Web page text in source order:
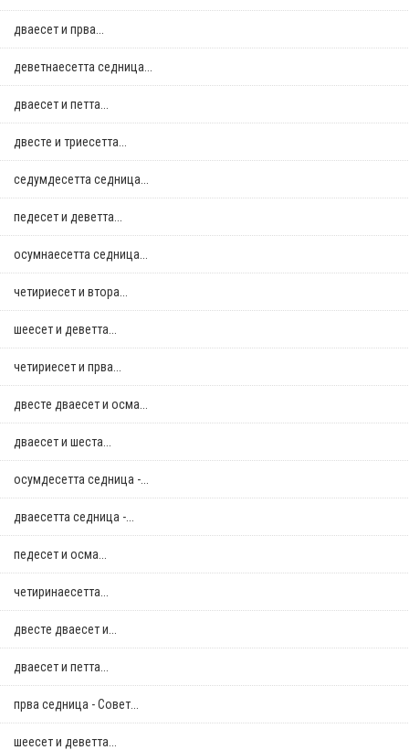
дваесет и прва...
деветнаесетта седница...
дваесет и петта...
двестe и триесетта...
седумдесетта седница...
педесет и деветта...
осумнaесетта седница...
четириесет и втора...
шеесет и деветта...
четириесет и прва...
двестe дваесет и осма...
дваесет и шеста...
осумдесетта седница -...
дваесетта седница -...
педесет и осма...
четиринаесетта...
двестe дваесет и...
дваесет и петта...
прва седница - Совет...
шеесет и деветта...